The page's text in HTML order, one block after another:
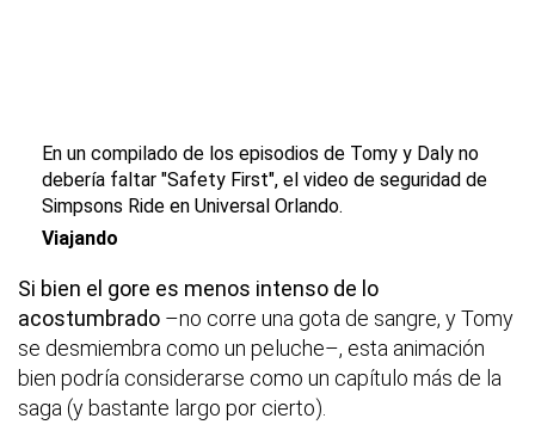
En un compilado de los episodios de Tomy y Daly no
debería faltar "Safety First", el video de seguridad de
Simpsons Ride en Universal Orlando.
Viajando
Si bien el gore es menos intenso de lo
acostumbrado –no corre una gota de sangre, y Tomy
se desmiembra como un peluche–, esta animación
bien podría considerarse como un capítulo más de la
saga (y bastante largo por cierto).